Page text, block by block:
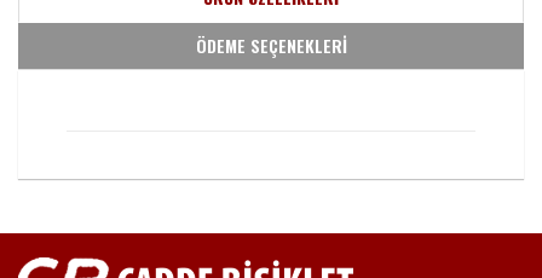
ÖDEME SEÇENEKLERİ